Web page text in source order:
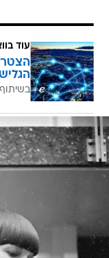
עוד
בשיתוף